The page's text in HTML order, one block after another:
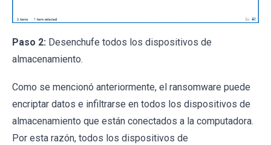
Paso 2: Desenchufe todos los dispositivos de
almacenamiento.
Como se mencionó anteriormente, el ransomware puede
encriptar datos e infiltrarse en todos los dispositivos de
almacenamiento que están conectados a la computadora.
Por esta razón, todos los dispositivos de